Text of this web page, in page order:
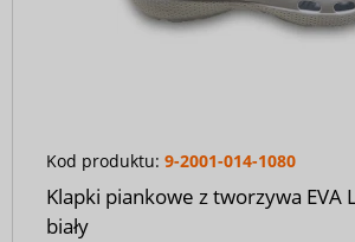
Kod produktu: 9-2001-014-1080
Klapki piankowe z tworzywa EVA
biały